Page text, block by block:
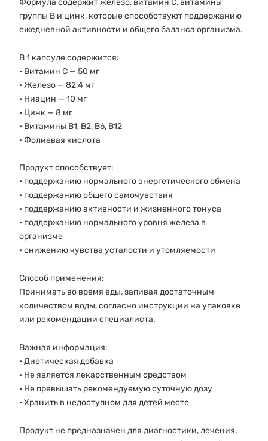
группы B и цинк, которые способствуют поддержанию
ежедневной активности и общего баланса организма.
В 1 капсуле содержится:
• Витамин C — 50 мг
• Железо — 82,4 мг
• Ниацин — 10 мг
• Цинк — 8 мг
• Витамины B1, B2, B6, B12
• Фолиевая кислота
Продукт способствует:
• поддержанию нормального энергетического обмена
• поддержанию общего самочувствия
• поддержанию активности и жизненного тонуса
• поддержанию нормального уровня железа в
организме
• снижению чувства усталости и утомляемости
Способ применения:
Принимать во время еды, запивая достаточным
количеством воды, согласно инструкции на упаковке
или рекомендации специалиста.
Важная информация:
• Диетическая добавка
• Не является лекарственным средством
• Не превышать рекомендуемую суточную дозу
• Хранить в недоступном для детей месте
Продукт не предназначен для диагностики, лечения,